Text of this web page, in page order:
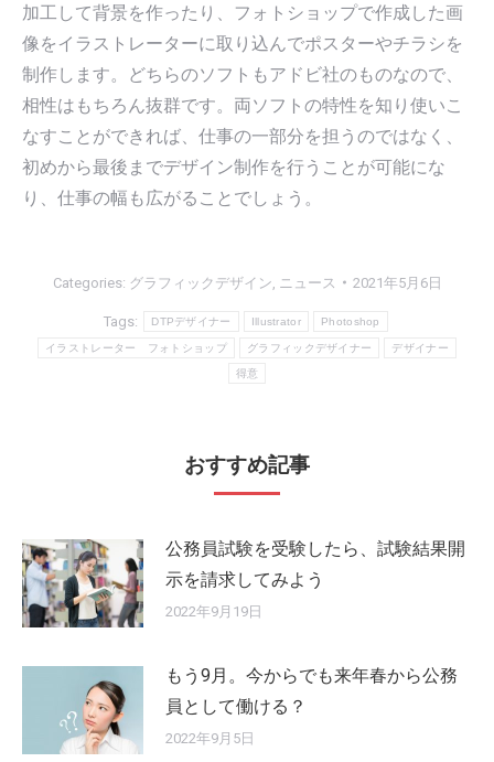
加工して背景を作ったり、フォトショップで作成した画
像をイラストレーターに取り込んでポスターやチラシを
制作します。どちらのソフトもアドビ社のものなので、
相性はもちろん抜群です。両ソフトの特性を知り使いこ
なすことができれば、仕事の一部分を担うのではなく、
初めから最後までデザイン制作を行うことが可能にな
り、仕事の幅も広がることでしょう。
Categories: グラフィックデザイン ニュース 2021年5月6日
Tags: DTPデザイナー Illustrator Photoshop
イラストレーター フォトショップ グラフィックデザイナー デザイナー
得意
おすすめ記事
公務員試験を受験したら、試験結果開
示を請求してみよう
2022年9月19日
もう9月。今からでも来年春から公務
員として働ける？
2022年9月5日